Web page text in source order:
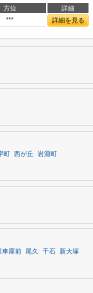
方位
詳細
*** 詳細を見る
町 西が丘
岩淵町
車庫前 尾久 千石
新大塚